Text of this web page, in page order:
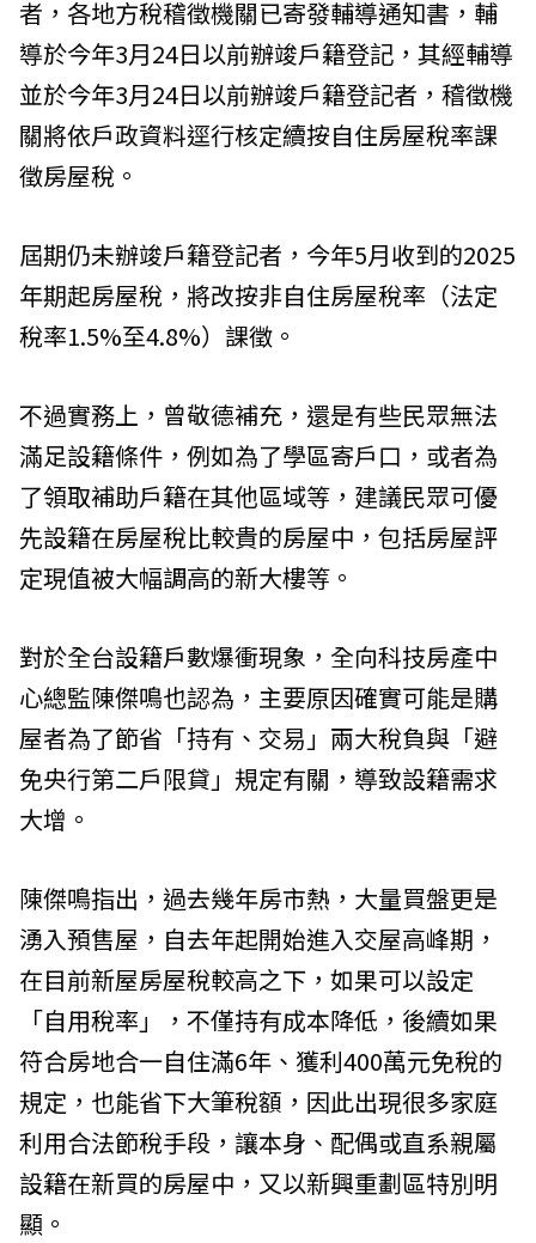
者，各地方稅稽徵機關已寄發輔導通知書，輔
導於今年3月24日以前辦竣戶籍登記，其經輔導
並於今年3月24日以前辦竣戶籍登記者，稽徵機
關將依戶政資料逕行核定續按自住房屋稅率課
徵房屋稅。
屆期仍未辦竣戶籍登記者，今年5月收到的2025
年期起房屋稅，將改按非自住房屋稅率（法定
稅率1.5%至4.8%）課徵。
不過實務上，曾敬德補充，還是有些民眾無法
滿足設籍條件，例如為了學區寄戶口，或者為
了領取補助戶籍在其他區域等，建議民眾可優
先設籍在房屋稅比較貴的房屋中，包括房屋評
定現值被大幅調高的新大樓等。
對於全台設籍戶數爆衝現象，全向科技房產中
心總監陳傑鳴也認為，主要原因確實可能是購
屋者為了節省「持有、交易」兩大稅負與「避
免央行第二戶限貸」規定有關，導致設籍需求
大增。
陳傑鳴指出，過去幾年房市熱，大量買盤更是
湧入預售屋，自去年起開始進入交屋高峰期，
在目前新屋房屋稅較高之下，如果可以設定
「自用稅率」，不僅持有成本降低，後續如果
符合房地合一自住滿6年、獲利400萬元免稅的
規定，也能省下大筆稅額，因此出現很多家庭
利用合法節稅手段，讓本身、配偶或直系親屬
設籍在新買的房屋中，又以新興重劃區特別明
顯。